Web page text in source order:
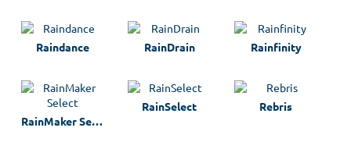
Raindance RainDrain Rainfinity
RainMaker Select
RainSelect Rebris